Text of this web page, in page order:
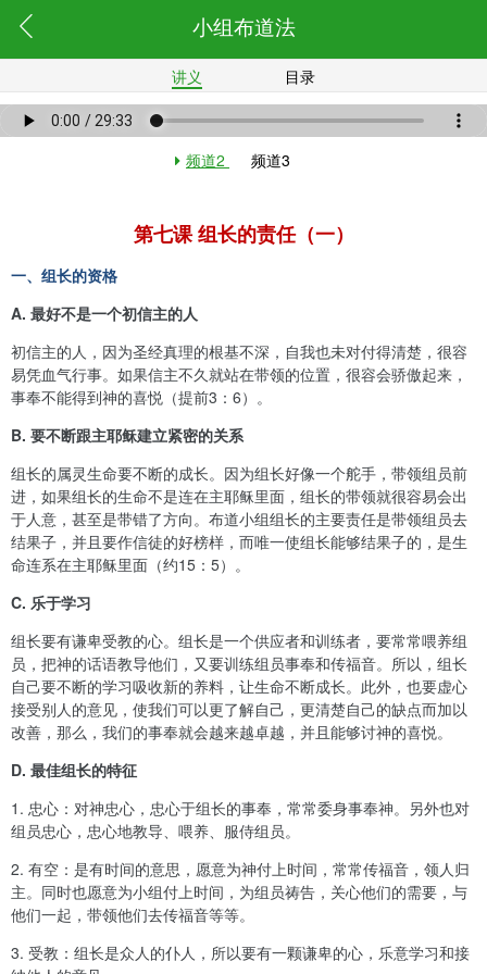
小组布道法
讲义 目录
频道2 频道3
第七课 组长的责任（一）
一、组长的资格
A. 最好不是一个初信主的人
初信主的人，因为圣经真理的根基不深，自我也未对付得清楚，很容
易凭血气行事。如果信主不久就站在带领的位置，很容会骄傲起来，
事奉不能得到神的喜悦（提前3 ： 6）。
B. 要不断跟主耶稣建立紧密的关系
组长的属灵生命要不断的成长。因为组长好像一个舵手，带领组员前
进，如果组长的生命不是连在主耶稣里面，组长的带领就很容易会出
于人意，甚至是带错了方向。布道小组组长的主要责任是带领组员去
结果子，并且要作信徒的好榜样，而唯一使组长能够结果子的，是生
命连系在主耶稣里面（约15 ： 5）。
C. 乐于学习
组长要有谦卑受教的心。组长是一个供应者和训练者，要常常喂养组
员，把神的话语教导他们，又要训练组员事奉和传福音。所以，组长
自己要不断的学习吸收新的养料，让生命不断成长。此外，也要虚心
接受别人的意见，使我们可以更了解自己，更清楚自己的缺点而加以
改善，那么，我们的事奉就会越来越卓越，并且能够讨神的喜悦。
D. 最佳组长的特征
1. 忠心：对神忠心，忠心于组长的事奉，常常委身事奉神。另外也对
组员忠心，忠心地教导、喂养、服侍组员。
2. 有空：是有时间的意思，愿意为神付上时间，常常传福音，领人归
主。同时也愿意为小组付上时间，为组员祷告，关心他们的需要，与
他们一起，带领他们去传福音等等。
3. 受教：组长是众人的仆人，所以要有一颗谦卑的心，乐意学习和接